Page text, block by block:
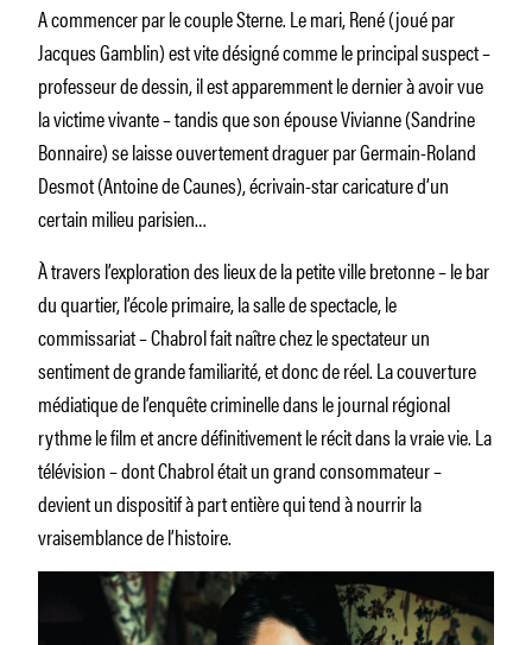
A commencer par le couple Sterne. Le mari, René (joué par
Jacques Gamblin) est vite désigné comme le principal suspect –
professeur de dessin, il est apparemment le dernier à avoir vue
la victime vivante – tandis que son épouse Vivianne (Sandrine
Bonnaire) se laisse ouvertement draguer par Germain-Roland
Desmot (Antoine de Caunes), écrivain-star caricature d’un
certain milieu parisien…
À travers l’exploration des lieux de la petite ville bretonne – le bar
du quartier, l’école primaire, la salle de spectacle, le
commissariat – Chabrol fait naître chez le spectateur un
sentiment de grande familiarité, et donc de réel. La couverture
médiatique de l’enquête criminelle dans le journal régional
rythme le film et ancre définitivement le récit dans la vraie vie. La
télévision – dont Chabrol était un grand consommateur –
devient un dispositif à part entière qui tend à nourrir la
vraisemblance de l’histoire.